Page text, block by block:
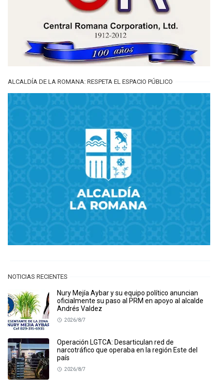
ALCALDÍA DE LA ROMANA: RESPETA EL ESPACIO PÚBLICO
NOTICIAS RECIENTES
Nury Mejía Aybar y su equipo político anuncian
oficialmente su paso al PRM en apoyo al alcalde
Andrés Valdez
2026/8/7
Operación LGTCA: Desarticulan red de
narcotráfico que operaba en la región Este del
país
2026/8/7